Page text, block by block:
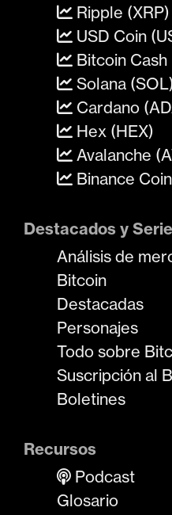
Ripple (XRP)
USD Coin
Bitcoin Cash
Solana
Cardano
Hex (HEX)
Avalanche
Binance
Destacados y
Análisis de
Bitcoin
Destacadas
Personajes
Todo sobre
Suscripción al
Boletines
Recursos
Podcast
Glosario